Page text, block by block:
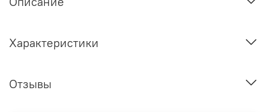
Характеристики
Отзывы